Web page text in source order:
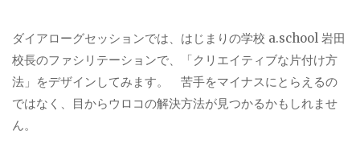
ダイアローグセッションでは、はじまりの学校 a.school 岩田
校長のファシリテーションで、「クリエイティブな片付け方
法」をデザインしてみます。 苦手をマイナスにとらえるの
ではなく、目からウロコの解決方法が見つかるかもしれませ
ん。